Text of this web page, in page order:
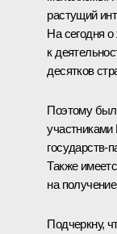
растущий
На сегодня
к
десятков
Поэтому
государств-
Также
на получение
Подчеркну,